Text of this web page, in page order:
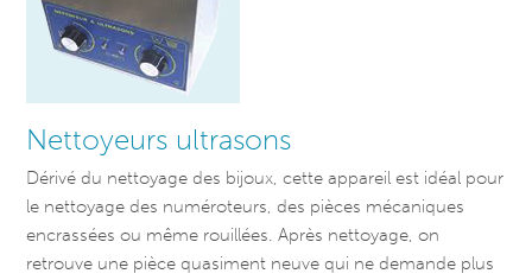
Nettoyeurs ultrasons
Dérivé du nettoyage des bijoux, cette appareil est idéal pour
le nettoyage des numéroteurs, des pièces mécaniques
encrassées ou même rouillées. Après nettoyage, on
retrouve une pièce quasiment neuve qui ne demande plus